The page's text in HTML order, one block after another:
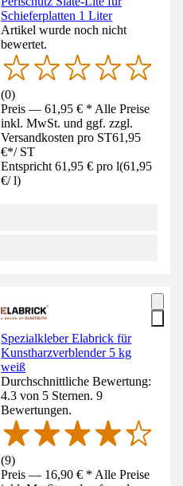
Schieferplatten 1 Liter
Artikel wurde noch nicht
bewertet.
(0)
Preis — 61,95 € * Alle Preise
inkl. MwSt. und ggf. zzgl.
Versandkosten pro ST61,95
€*/ ST
Entspricht 61,95 € pro l(61,95
€/ l)
Spezialkleber Elabrick für
Kunstharzverblender 5 kg
weiß
Durchschnittliche Bewertung:
4.3 von 5 Sternen. 9
Bewertungen.
(9)
Preis — 16,90 € * Alle Preise